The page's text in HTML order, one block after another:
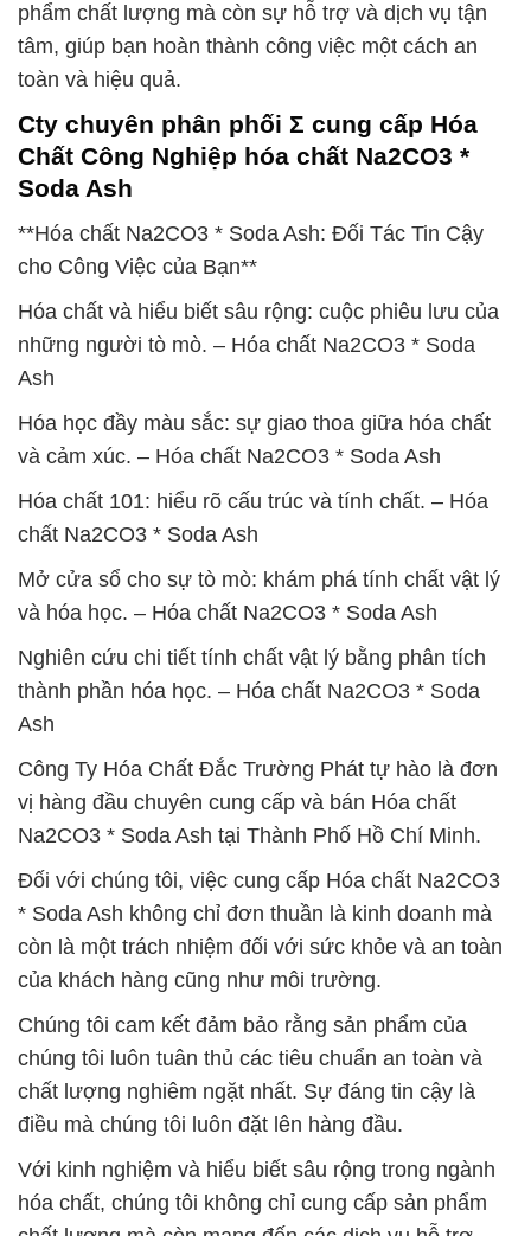
phẩm chất lượng mà còn sự hỗ trợ và dịch vụ tận
tâm, giúp bạn hoàn thành công việc một cách an
toàn và hiệu quả.
Cty chuyên phân phối Σ cung cấp Hóa
Chất Công Nghiệp hóa chất Na2CO3 *
Soda Ash
**Hóa chất Na2CO3 * Soda Ash: Đối Tác Tin Cậy
cho Công Việc của Bạn**
Hóa chất và hiểu biết sâu rộng: cuộc phiêu lưu của
những người tò mò. – Hóa chất Na2CO3 * Soda
Ash
Hóa học đầy màu sắc: sự giao thoa giữa hóa chất
và cảm xúc. – Hóa chất Na2CO3 * Soda Ash
Hóa chất 101: hiểu rõ cấu trúc và tính chất. – Hóa
chất Na2CO3 * Soda Ash
Mở cửa sổ cho sự tò mò: khám phá tính chất vật lý
và hóa học. – Hóa chất Na2CO3 * Soda Ash
Nghiên cứu chi tiết tính chất vật lý bằng phân tích
thành phần hóa học. – Hóa chất Na2CO3 * Soda
Ash
Công Ty Hóa Chất Đắc Trường Phát tự hào là đơn
vị hàng đầu chuyên cung cấp và bán Hóa chất
Na2CO3 * Soda Ash tại Thành Phố Hồ Chí Minh.
Đối với chúng tôi, việc cung cấp Hóa chất Na2CO3
* Soda Ash không chỉ đơn thuần là kinh doanh mà
còn là một trách nhiệm đối với sức khỏe và an toàn
của khách hàng cũng như môi trường.
Chúng tôi cam kết đảm bảo rằng sản phẩm của
chúng tôi luôn tuân thủ các tiêu chuẩn an toàn và
chất lượng nghiêm ngặt nhất. Sự đáng tin cậy là
điều mà chúng tôi luôn đặt lên hàng đầu.
Với kinh nghiệm và hiểu biết sâu rộng trong ngành
hóa chất, chúng tôi không chỉ cung cấp sản phẩm